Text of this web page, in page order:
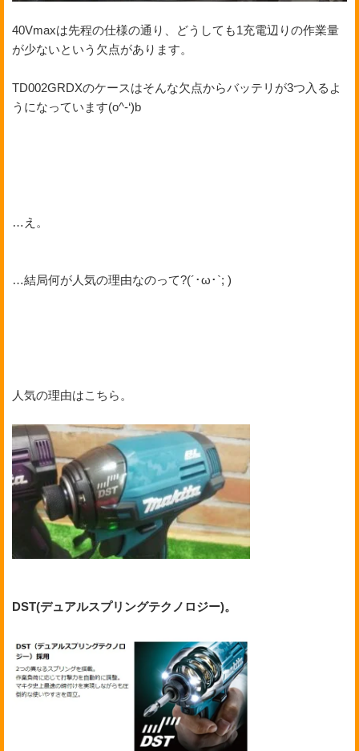
40Vmaxは先程の仕様の通り、どうしても1充電辺りの作業量
が少ないという欠点があります。
TD002GRDXのケースはそんな欠点からバッテリが3つ入るよ
うになっています(o^-‘)b
…え。
…結局何が人気の理由なのって?(´･ω･`; )
人気の理由はこちら。
DST(デュアルスプリングテクノロジー)。